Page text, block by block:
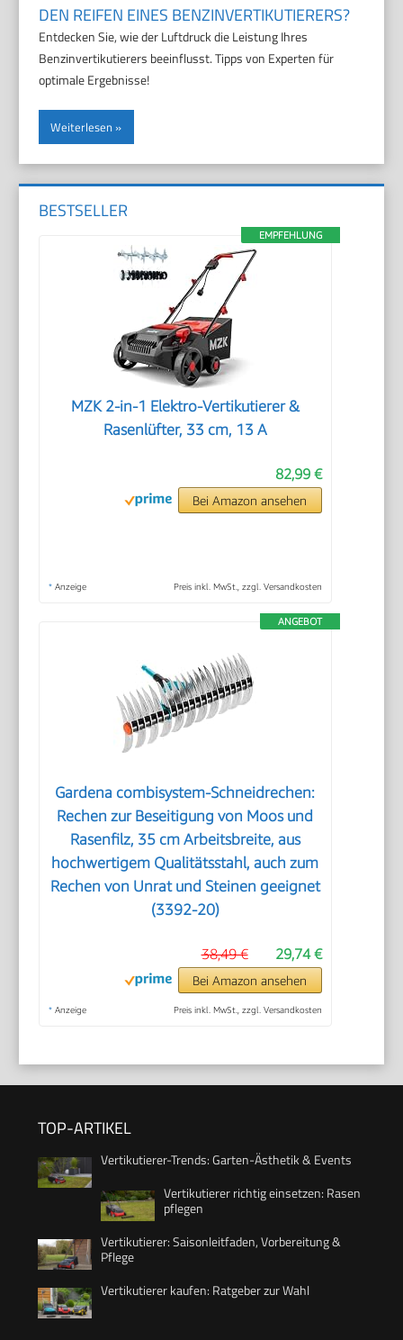
DEN REIFEN EINES BENZINVERTIKUTIERERS?
Entdecken Sie, wie der Luftdruck die Leistung Ihres
Benzinvertikutierers beeinflusst. Tipps von Experten für
optimale Ergebnisse!
Weiterlesen
BESTSELLER
EMPFEHLUNG
MZK 2-in-1 Elektro-Vertikutierer &
Rasenlüfter, 33 cm, 13 A
82,99 €
Bei Amazon ansehen
* Anzeige Preis inkl. MwSt., zzgl. Versandkosten
ANGEBOT
Gardena combisystem-Schneidrechen:
Rechen zur Beseitigung von Moos und
Rasenfilz, 35 cm Arbeitsbreite, aus
hochwertigem Qualitätsstahl, auch zum
Rechen von Unrat und Steinen geeignet
(3392-20)
29,74 €
38,49 €
Bei Amazon ansehen
* Anzeige Preis inkl. MwSt., zzgl. Versandkosten
TOP-ARTIKEL
Vertikutierer-Trends: Garten-Ästhetik & Events
Vertikutierer richtig einsetzen: Rasen
pflegen
Vertikutierer: Saisonleitfaden, Vorbereitung &
Pflege
Vertikutierer kaufen: Ratgeber zur Wahl